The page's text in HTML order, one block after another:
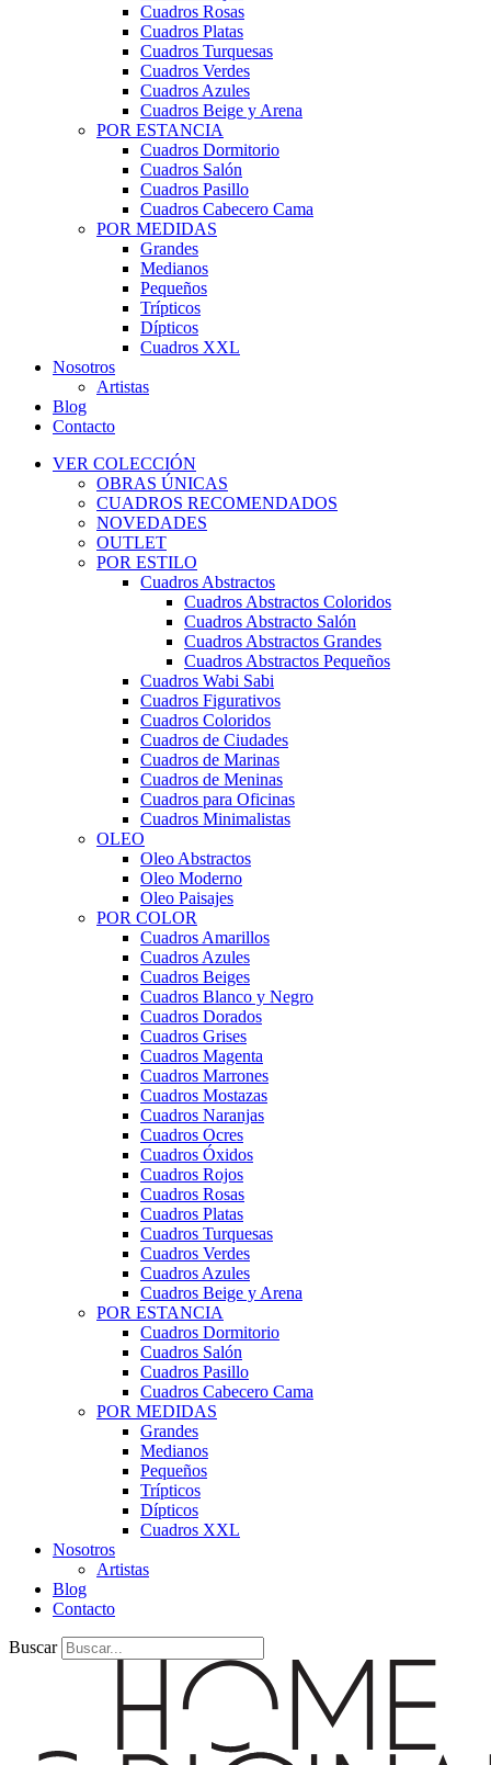
Cuadros Rosas
Cuadros Platas
Cuadros Turquesas
Cuadros Verdes
Cuadros Azules
Cuadros Beige y Arena
POR ESTANCIA
Cuadros Dormitorio
Cuadros Salón
Cuadros Pasillo
Cuadros Cabecero Cama
POR MEDIDAS
Grandes
Medianos
Pequeños
Trípticos
Dípticos
Cuadros XXL
Nosotros
Artistas
Blog
Contacto
VER COLECCIÓN
OBRAS ÚNICAS
CUADROS RECOMENDADOS
NOVEDADES
OUTLET
POR ESTILO
Cuadros Abstractos
Cuadros Abstractos Coloridos
Cuadros Abstracto Salón
Cuadros Abstractos Grandes
Cuadros Abstractos Pequeños
Cuadros Wabi Sabi
Cuadros Figurativos
Cuadros Coloridos
Cuadros de Ciudades
Cuadros de Marinas
Cuadros de Meninas
Cuadros para Oficinas
Cuadros Minimalistas
OLEO
Oleo Abstractos
Oleo Moderno
Oleo Paisajes
POR COLOR
Cuadros Amarillos
Cuadros Azules
Cuadros Beiges
Cuadros Blanco y Negro
Cuadros Dorados
Cuadros Grises
Cuadros Magenta
Cuadros Marrones
Cuadros Mostazas
Cuadros Naranjas
Cuadros Ocres
Cuadros Óxidos
Cuadros Rojos
Cuadros Rosas
Cuadros Platas
Cuadros Turquesas
Cuadros Verdes
Cuadros Azules
Cuadros Beige y Arena
POR ESTANCIA
Cuadros Dormitorio
Cuadros Salón
Cuadros Pasillo
Cuadros Cabecero Cama
POR MEDIDAS
Grandes
Medianos
Pequeños
Trípticos
Dípticos
Cuadros XXL
Nosotros
Artistas
Blog
Contacto
Buscar